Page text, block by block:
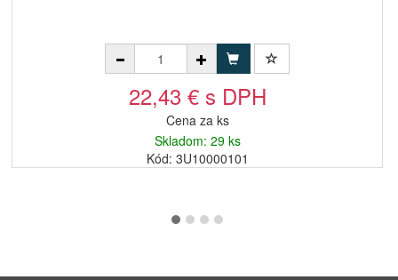
22,43 € s DPH
Cena za ks
Skladom: 29 ks
Kód: 3U10000101